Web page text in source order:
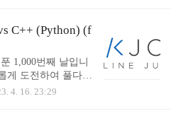
SOMJANG 100원
다 커지면 Yes 아
. 👨🏻‍💻 코드 ( So
M): return "Yes" i
== "__main__":
C++ (Python) (f
1,000번째 날입니
게 도전하여 풀다가
미뤄뒀던 백준의 J
4. 16. 23:29